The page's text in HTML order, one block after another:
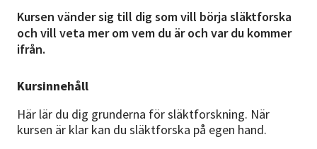
Kursen vänder sig till dig som vill börja släktforska
och vill veta mer om vem du är och var du kommer
ifrån.
Kursinnehåll
Här lär du dig grunderna för släktforskning. När
kursen är klar kan du släktforska på egen hand.